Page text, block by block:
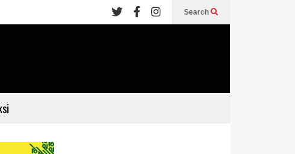
Search